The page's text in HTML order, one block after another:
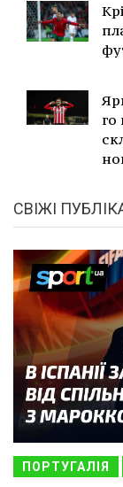
го
СВІЖІ
ПОРТУГАЛІЯ